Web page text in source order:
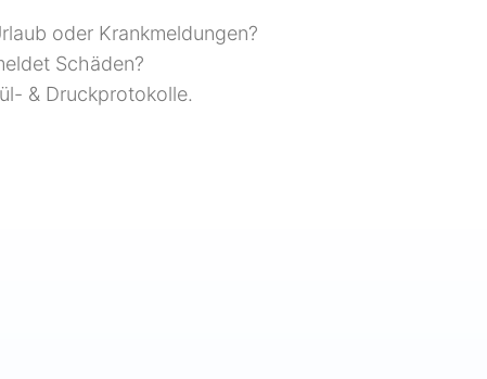
oder Krankmeldungen?
Schäden?
& Druckprotokolle.